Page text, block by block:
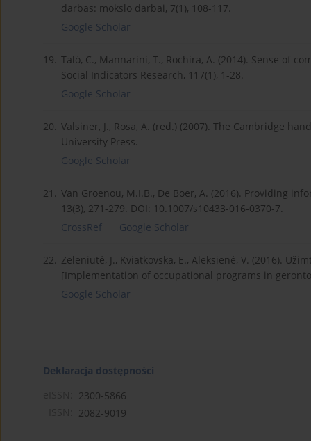
darbas: mokslo darbai, 7(1), 108-117.
Google Scholar
19. Talò, C., Mannarini, T., Rochira, A. (2014). Sense of
Social Indicators Research, 117(1), 1-28.
Google Scholar
20. Valsiner, J., Rosa, A. (red.) (2007). The Cambridge
University Press.
Google Scholar
21. Van Groenou, M.I.B., De Boer, A. (2016). Providing
13(3), 271-279. DOI: 10.1007/s10433-016-0370-7.
CrossRef
Google Scholar
22. Zeleniūtė, J., Kviatkovska, E., Aleksienė, V. (2016).
[Implementation of occupational programs in
Google Scholar
Deklaracja dostępności
2300-5866
2082-9019